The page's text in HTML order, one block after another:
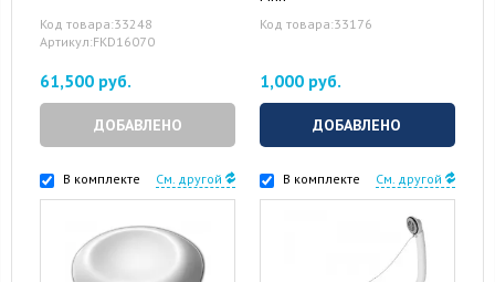
Код товара:33248
Артикул:FKD16070
61,500 руб.
ДОБАВЛЕНО
Код товара:33176
1,000 руб.
ДОБАВЛЕНО
В комплекте См. другой В комплекте См. другой